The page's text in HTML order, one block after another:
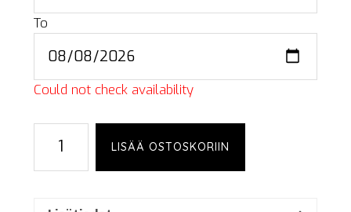
To
Could not check availability
15
LISÄÄ OSTOSKORIIN